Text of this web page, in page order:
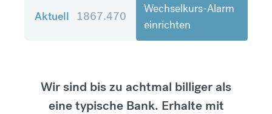
Aktuell 1867.470
Wechselkurs-Alarm
einrichten
Wir sind bis zu achtmal billiger als
eine typische Bank. Erhalte mit